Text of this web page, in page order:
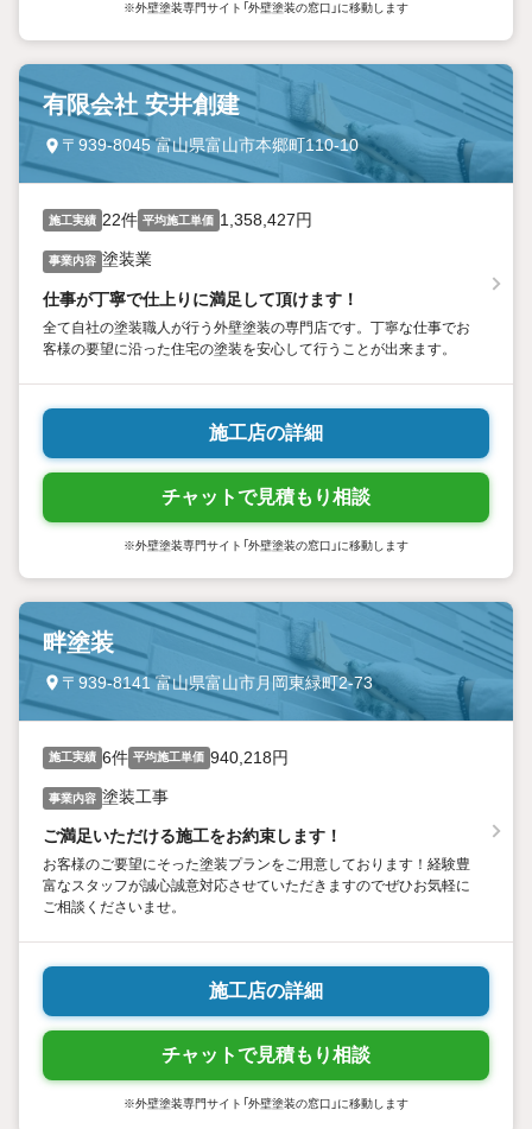
※外壁塗装専門サイト「外壁塗装の窓口」に移動します
有限会社 安井創建
〒939-8045 富山県富山市本郷町110-10
施工実績 22件 平均施工単価 1,358,427円
事業内容 塗装業
仕事が丁寧で仕上りに満足して頂けます！
全て自社の塗装職人が行う外壁塗装の専門店です。丁寧な仕事でお
客様の要望に沿った住宅の塗装を安心して行うことが出来ます。
施工店の詳細
チャットで見積もり相談
※外壁塗装専門サイト「外壁塗装の窓口」に移動します
畔塗装
〒939-8141 富山県富山市月岡東緑町2-73
施工実績 6件 平均施工単価 940,218円
事業内容 塗装工事
ご満足いただける施工をお約束します！
お客様のご要望にそった塗装プランをご用意しております！経験豊
富なスタッフが誠心誠意対応させていただきますのでぜひお気軽に
ご相談くださいませ。
施工店の詳細
チャットで見積もり相談
※外壁塗装専門サイト「外壁塗装の窓口」に移動します